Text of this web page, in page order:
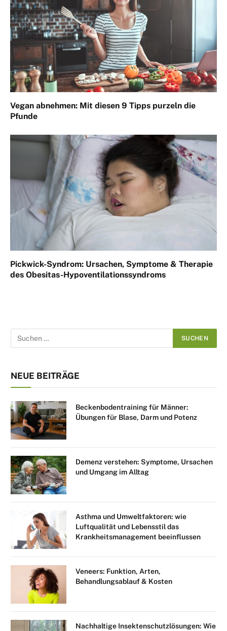
Vegan abnehmen: Mit diesen 9 Tipps purzeln die
Pfunde
Pickwick-Syndrom: Ursachen, Symptome & Therapie
des Obesitas-Hypoventilationssyndroms
NEUE BEITRÄGE
Beckenbodentraining für Männer:
Übungen für Blase, Darm und Potenz
Demenz verstehen: Symptome, Ursachen
und Umgang im Alltag
Asthma und Umweltfaktoren: wie
Luftqualität und Lebensstil das
Krankheitsmanagement beeinflussen
Veneers: Funktion, Arten,
Behandlungsablauf & Kosten
Nachhaltige Insektenschutzlösungen: Wie